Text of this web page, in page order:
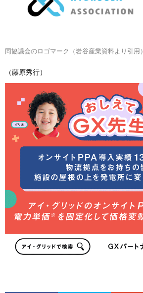
同協議会のロゴマーク（岩谷産業資料より引用）
（藤原秀行）